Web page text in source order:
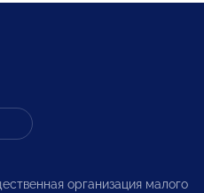
организация малого